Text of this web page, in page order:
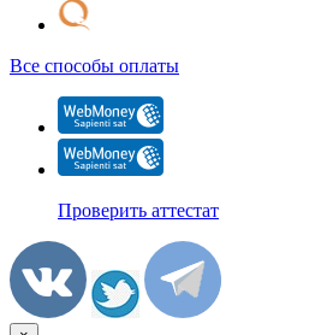
Все способы оплаты
Проверить аттестат